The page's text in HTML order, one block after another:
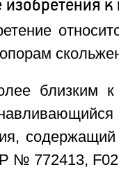
близким к
№ 772413,